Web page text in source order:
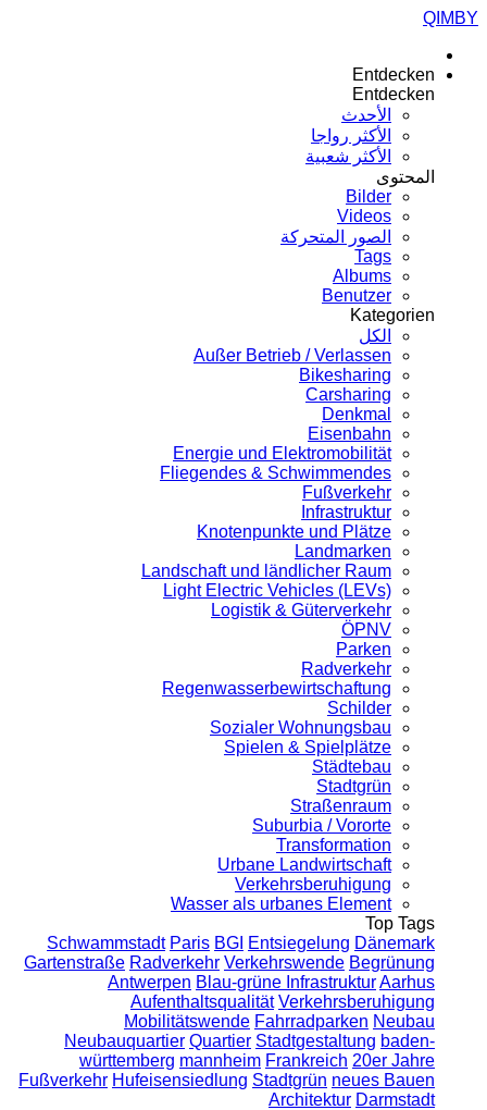
QIMBY
Entdecken
Entdecken
الأحدث
الأكثر رواجا
الأكثر شعبية
المحتوى
Bilder
Videos
الصور المتحركة
Tags
Albums
Benutzer
Kategorien
الكل
Außer Betrieb / Verlassen
Bikesharing
Carsharing
Denkmal
Eisenbahn
Energie und Elektromobilität
Fliegendes & Schwimmendes
Fußverkehr
Infrastruktur
Knotenpunkte und Plätze
Landmarken
Landschaft und ländlicher Raum
Light Electric Vehicles (LEVs)
Logistik & Güterverkehr
ÖPNV
Parken
Radverkehr
Regenwasserbewirtschaftung
Schilder
Sozialer Wohnungsbau
Spielen & Spielplätze
Städtebau
Stadtgrün
Straßenraum
Suburbia / Vororte
Transformation
Urbane Landwirtschaft
Verkehrsberuhigung
Wasser als urbanes Element
Top Tags
Schwammstadt Paris BGI Entsiegelung Dänemark
Gartenstraße Radverkehr Verkehrswende Begrünung
Antwerpen Blau-grüne InfrastrukturAarhus
Aufenthaltsqualität Verkehrsberuhigung
Mobilitätswende Fahrradparken Neubau
Neubauquartier Quartier Stadtgestaltung baden-
württemberg mannheim Frankreich 20er Jahre
Fußverkehr Hufeisensiedlung Stadtgrün neues Bauen
Architektur Darmstadt